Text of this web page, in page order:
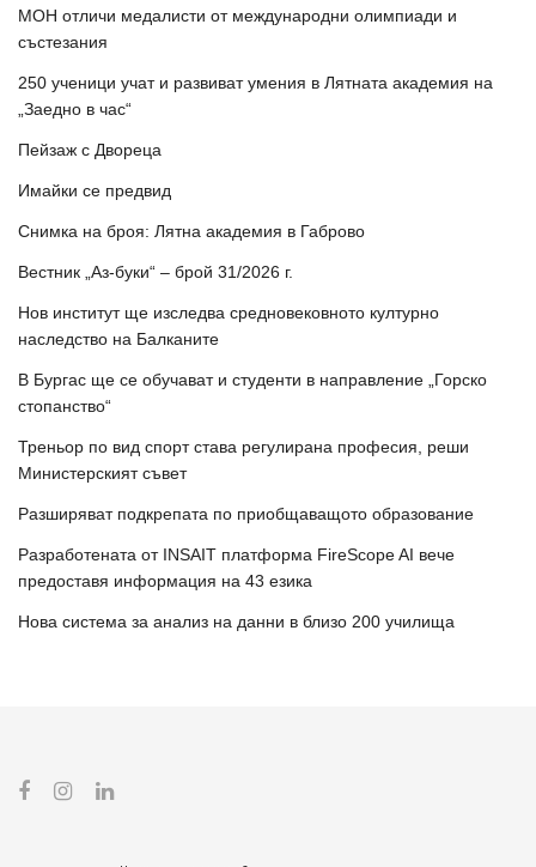
МОН отличи медалисти от международни олимпиади и
състезания
250 ученици учат и развиват умения в Лятната академия на
„Заедно в час“
Пейзаж с Двореца
Имайки се предвид
Снимка на броя: Лятна академия в Габрово
Вестник „Аз-буки“ – брой 31/2026 г.
Нов институт ще изследва средновековното културно
наследство на Балканите
В Бургас ще се обучават и студенти в направление „Горско
стопанство“
Треньор по вид спорт става регулирана професия, реши
Министерският съвет
Разширяват подкрепата по приобщаващото образование
Разработената от INSAIT платформа FireScope AI вече
предоставя информация на 43 езика
Нова система за анализ на данни в близо 200 училища